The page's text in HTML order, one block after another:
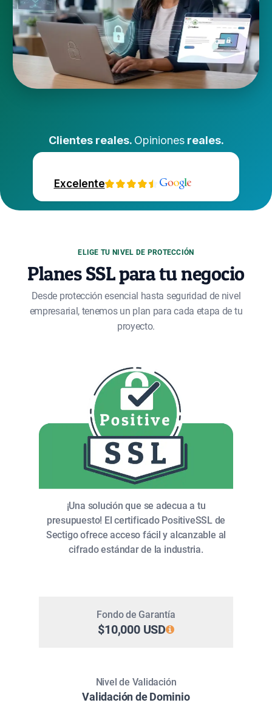
Clientes reales. Opinionesreales.
Excelente
ELIGE TU NIVEL DE PROTECCIÓN
Planes SSL para tu negocio
Desde protección esencial hasta seguridad de nivel
empresarial, tenemos un plan para cada etapa de tu
proyecto.
¡Una solución que se adecua a tu
presupuesto! El certificado PositiveSSL de
Sectigo ofrece acceso fácil y alcanzable al
cifrado estándar de la industria.
Fondo de Garantía
$10,000 USD
Nivel de Validación
Validación de Dominio